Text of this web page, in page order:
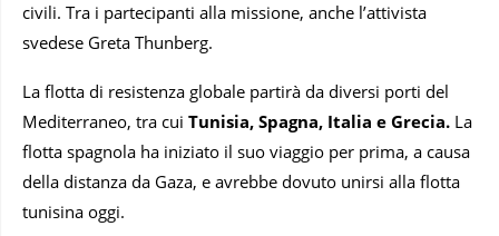
civili. Tra i partecipanti alla missione, anche l’attivista
svedese Greta Thunberg.
La flotta di resistenza globale partirà da diversi porti del
Mediterraneo, tra cui Tunisia, Spagna, Italia e Grecia. La
flotta spagnola ha iniziato il suo viaggio per prima, a causa
della distanza da Gaza, e avrebbe dovuto unirsi alla flotta
tunisina oggi.